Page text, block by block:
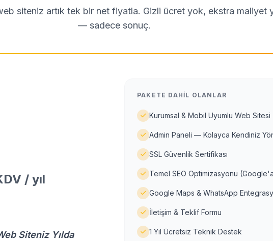
siteniz artık tek bir net fiyatla. Gizli ücret yok, ekstra maliyet
— sadece sonuç.
/ yıl
Siteniz Yılda
PAKETE DAHIL OLANLAR
Kurumsal & Mobil Uyumlu Web Sitesi
Admin Paneli — Kolayca Kendiniz
SSL Güvenlik Sertifikası
Temel SEO Optimizasyonu
Google Maps & WhatsApp
İletişim & Teklif Formu
1 Yıl Ücretsiz Teknik Destek